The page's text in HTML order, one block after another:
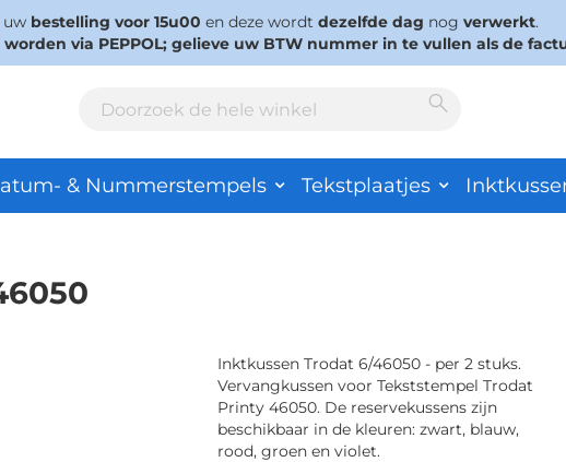
uw bestelling voor 15u00 en deze wordt dezelfde dag nog verwerkt.
via PEPPOL; gelieve uw BTW nummer in te vullen als de
& Nummerstempels Tekstplaatjes
Inktkussen Trodat 6/46050 - per 2 stuks.
Vervangkussen voor Tekststempel Trodat
Printy 46050. De reservekussens zijn
beschikbaar in de kleuren: zwart, blauw,
rood, groen en violet.